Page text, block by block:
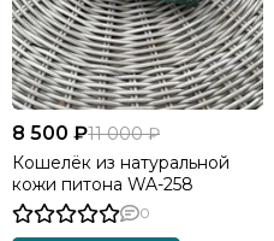
8 500 ₽11 000 ₽
Кошелёк из натуральной
кожи питона WA-258
0